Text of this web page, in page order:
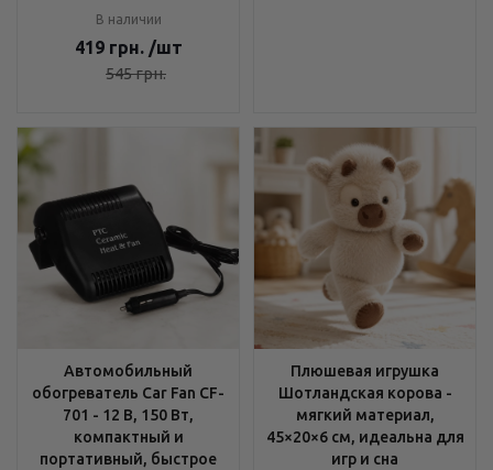
В наличии
419 грн. /шт
545грн.
Автомобильный
обогреватель Car Fan CF-
701 - 12 В, 150 Вт,
компактный и
портативный, быстрое
Плюшевая игрушка
Шотландская корова -
мягкий материал,
45×20×6 см, идеальна для
игр и сна